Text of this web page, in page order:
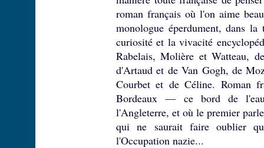
roman français où l'on aime
monologue éperdument, dans
curiosité et la vivacité
Rabelais, Molière et Watteau,
d'Artaud et de Van Gogh, de
Courbet et de Céline. Roman
Bordeaux — ce bord de
l'Angleterre, et où le premier
qui ne saurait faire oublier
l'Occupation nazie...